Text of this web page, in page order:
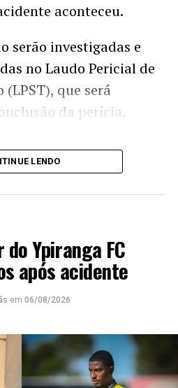
aconteceu.
serão investigadas e
no Laudo Pericial de
que será
da perícia.
LENDO
Ypiranga FC
após acidente
em 06/08/2026